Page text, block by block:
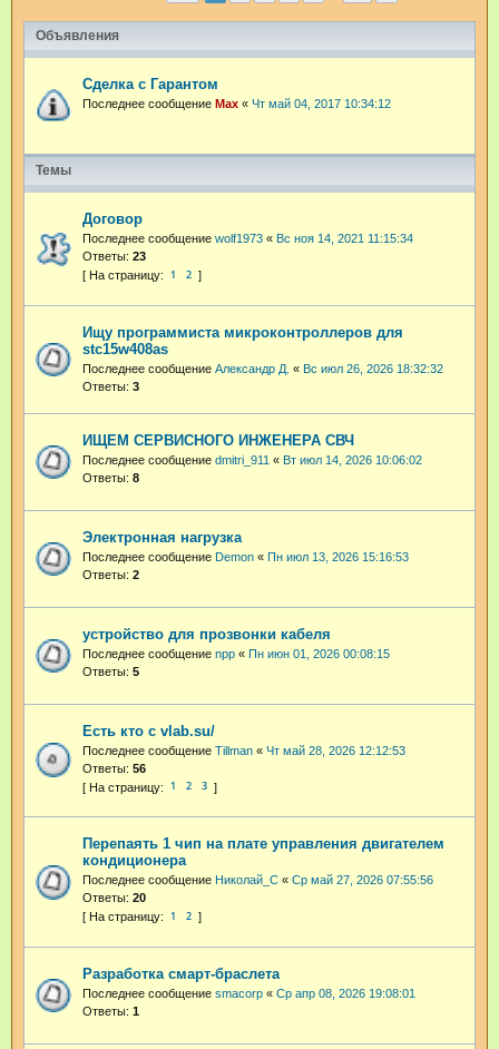
Объявления
Сделка с Гарантом
Последнее сообщение Max « Чт май 04, 2017 10:34:12
Темы
Договор
Последнее сообщение wolf1973 « Вс ноя 14, 2021 11:15:34
Ответы: 23
1 2
Ищу программиста микроконтроллеров для
stc15w408as
Последнее сообщение Александр Д. « Вс июл 26, 2026 18:32:32
Ответы: 3
ИЩЕМ СЕРВИСНОГО ИНЖЕНЕРА СВЧ
Последнее сообщение dmitri_911 « Вт июл 14, 2026 10:06:02
Ответы: 8
Электронная нагрузка
Последнее сообщение Demon « Пн июл 13, 2026 15:16:53
Ответы: 2
устройство для прозвонки кабеля
Последнее сообщение npp « Пн июн 01, 2026 00:08:15
Ответы: 5
Есть кто с vlab.su/
Последнее сообщение Tillman « Чт май 28, 2026 12:12:53
Ответы: 56
1 2 3
Перепаять 1 чип на плате управления двигателем
кондиционера
Последнее сообщение Николай_С « Ср май 27, 2026 07:55:56
Ответы: 20
1 2
Разработка смарт-браслета
Последнее сообщение smacorp « Ср апр 08, 2026 19:08:01
Ответы: 1